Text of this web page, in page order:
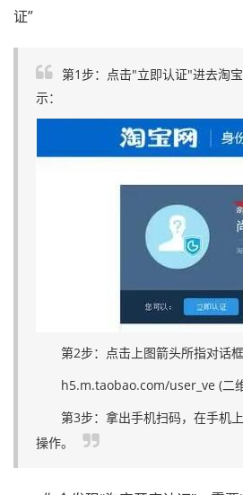
证”
第1步：点击"立即认证"进去淘
示：
第2步：点击上图箭头所指对话
h5.m.taobao.com/user_ve (二
第3步：拿出手机扫码，在手机上
操作。